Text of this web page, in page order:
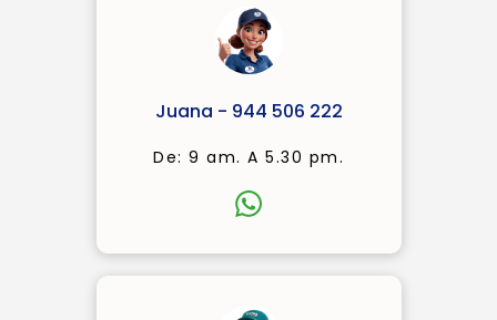
Juana - 944 506 222
De: 9 am. A 5.30 pm.